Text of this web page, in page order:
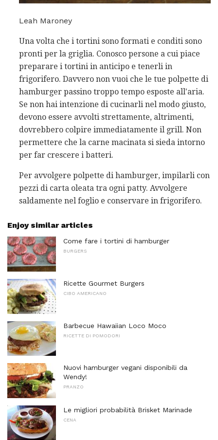
Leah Maroney
Una volta che i tortini sono formati e conditi sono
pronti per la griglia. Conosco persone a cui piace
preparare i tortini in anticipo e tenerli in
frigorifero. Davvero non vuoi che le tue polpette di
hamburger passino troppo tempo esposte all'aria.
Se non hai intenzione di cucinarli nel modo giusto,
devono essere avvolti strettamente, altrimenti,
dovrebbero colpire immediatamente il grill. Non
permettere che la carne macinata si sieda intorno
per far crescere i batteri.
Per avvolgere polpette di hamburger, impilarli con
pezzi di carta oleata tra ogni patty. Avvolgere
saldamente nel foglio e conservare in frigorifero.
Enjoy similar articles
Come fare i tortini di hamburger
BURGERS
Ricette Gourmet Burgers
CIBO AMERICANO
Barbecue Hawaiian Loco Moco
RICETTE DI POMODORI
Nuovi hamburger vegani disponibili da
Wendy!
PRANZO
Le migliori probabilità Brisket Marinade
CENA